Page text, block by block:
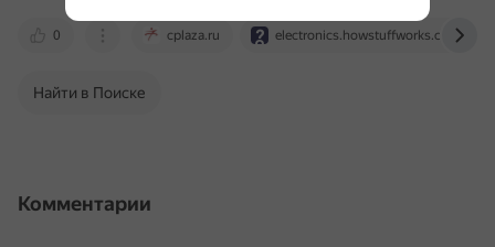
0 cplaza.ru electronics.howstuffworks.com
Найти в Поиске
Комментарии